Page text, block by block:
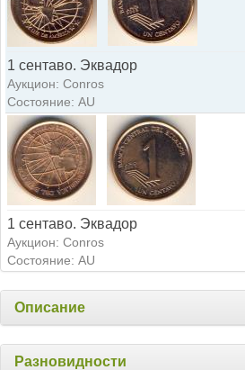
1 сентаво. Эквадор
Аукцион: Conros
Состояние: AU
1 сентаво. Эквадор
Аукцион: Conros
Состояние: AU
Описание
Разновидности